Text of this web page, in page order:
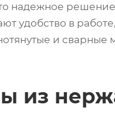
надежное
удобство в
и
из